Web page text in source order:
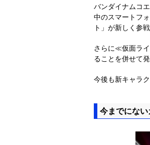
バンダイナムコ
中のスマートフ
ト」が新しく参
さらに≪仮面ラ
ることを併せて
今後も新キャラ
今までにな